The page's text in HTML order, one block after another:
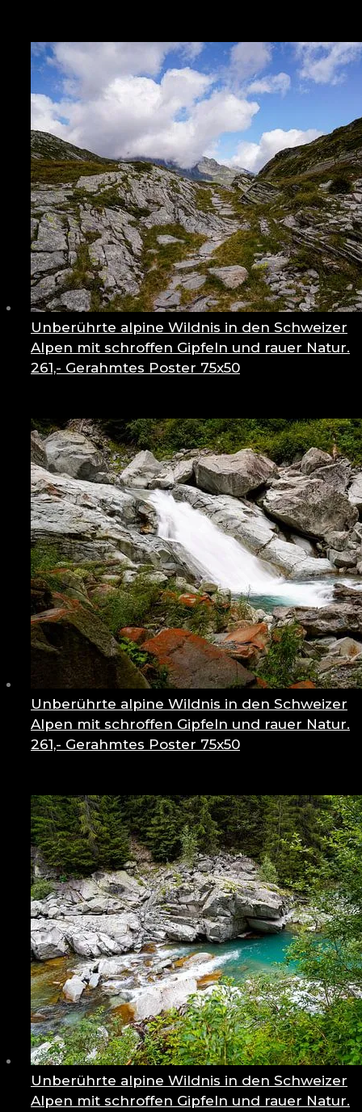
Unberührte alpine Wildnis in den Schweizer
Alpen mit schroffen Gipfeln und rauer Natur.
261,- Gerahmtes Poster 75x50
Unberührte alpine Wildnis in den Schweizer
Alpen mit schroffen Gipfeln und rauer Natur.
261,- Gerahmtes Poster 75x50
Unberührte alpine Wildnis in den Schweizer
Alpen mit schroffen Gipfeln und rauer Natur.